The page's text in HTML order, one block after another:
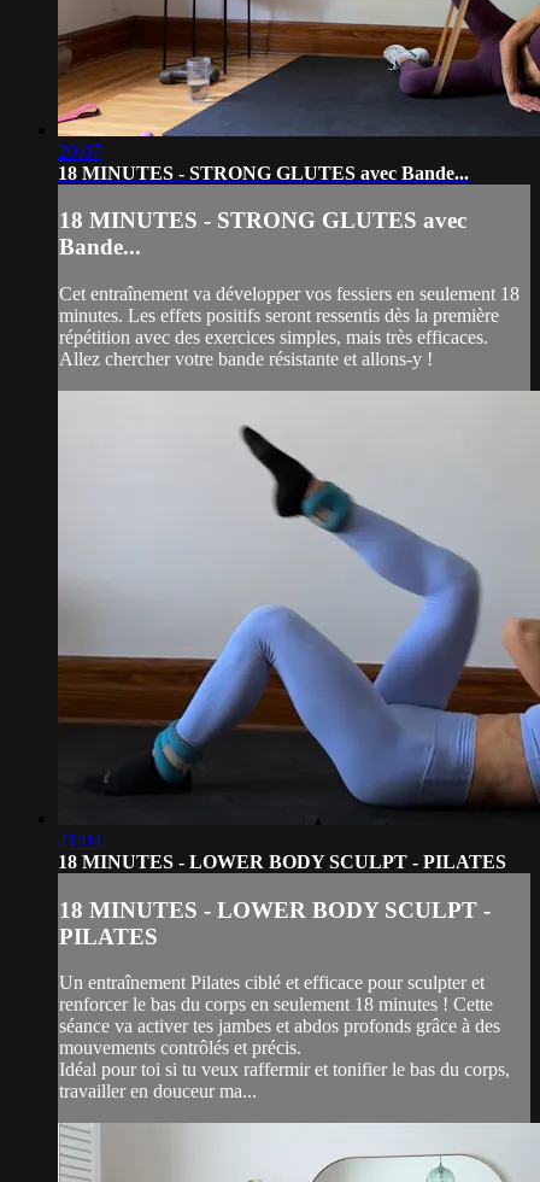
20:07
18 MINUTES - STRONG GLUTES avec Bande...
18 MINUTES - STRONG GLUTES avec
Bande...
Cet entraînement va développer vos fessiers en seulement 18
minutes. Les effets positifs seront ressentis dès la première
répétition avec des exercices simples, mais très efficaces.
Allez chercher votre bande résistante et allons-y !
21:04
18 MINUTES - LOWER BODY SCULPT - PILATES
18 MINUTES - LOWER BODY SCULPT -
PILATES
Un entraînement Pilates ciblé et efficace pour sculpter et
renforcer le bas du corps en seulement 18 minutes ! Cette
séance va activer tes jambes et abdos profonds grâce à des
mouvements contrôlés et précis.
Idéal pour toi si tu veux raffermir et tonifier le bas du corps,
travailler en douceur ma...